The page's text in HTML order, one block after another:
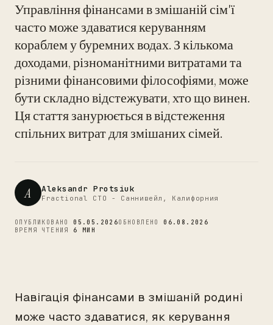
Управління фінансами в змішаній сім'ї
часто може здаватися керуванням
кораблем у буремних водах. З кількома
доходами, різноманітними витратами та
різними фінансовими філософіями, може
бути складно відстежувати, хто що винен.
Ця стаття занурюється в відстеження
спільних витрат для змішаних сімей.
A Aleksandr Protsiuk
Fractional CTO - Саннивейл, Калифорния
ОПУБЛИКОВАНО05.05.2026ОБНОВЛЕНО06.08.2026
ВРЕМЯ ЧТЕНИЯ 6 МИН
Навігація фінансами в змішаній родині
може часто здаватися, як керування